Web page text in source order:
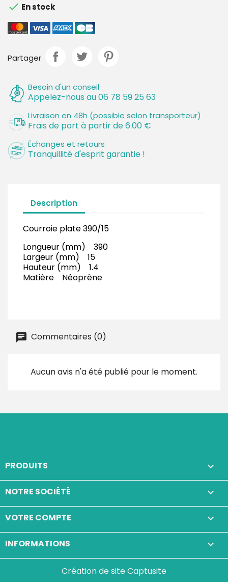
 En stock
Partager
Besoin d'un conseil
Appelez-nous au 06 78 59 25 63
Livraison en 48h (possible selon transporteur)
Frais de port à partir de 6.00 €
Échanges et retours
Tranquillité d'esprit garantie !
Description
Courroie plate 390/15
Longueur (mm) 390
Largeur (mm) 15
Hauteur (mm) 1.4
Matière Néoprène
Commentaires (0)
Aucun avis n'a été publié pour le moment.
PRODUITS 
NOTRE SOCIÉTÉ 
VOTRE COMPTE 
INFORMATIONS keyboard_arrow_down
Création de site Captusite